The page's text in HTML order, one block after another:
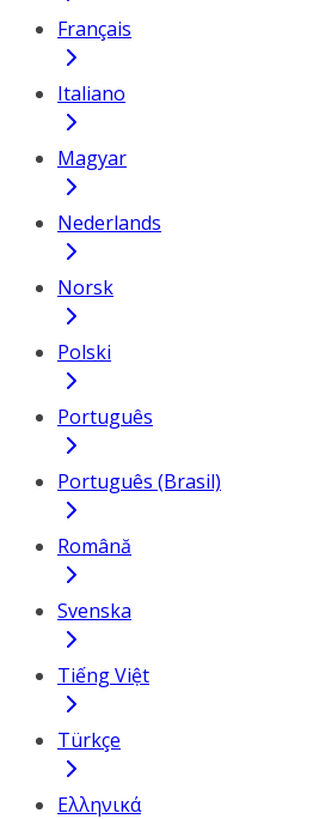
Français
Italiano
Magyar
Nederlands
Norsk
Polski
Português
Português (Brasil)
Română
Svenska
Tiếng Việt
Türkçe
Ελληνικά